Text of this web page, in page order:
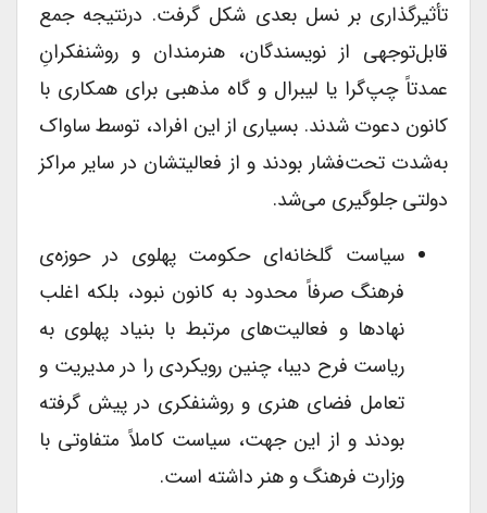
تأثیرگذاری بر نسل بعدی شکل گرفت. درنتیجه جمع
قابل‌توجهی از نویسندگان، هنرمندان و روشنفکرانِ
عمدتاً چپ‌گرا یا لیبرال و گاه مذهبی برای همکاری با
کانون دعوت شدند. بسیاری از این افراد، توسط ساواک
به‌شدت تحت‌فشار بودند و از فعالیتشان در سایر مراکز
دولتی جلوگیری می‌شد.
سیاست گلخانه‌ای حکومت پهلوی در حوزه‌ی
فرهنگ صرفاً محدود به کانون نبود، بلکه اغلب
نهادها و فعالیت‌های مرتبط با بنیاد پهلوی به
ریاست فرح دیبا، چنین رویکردی را در مدیریت و
تعامل فضای هنری و روشنفکری در پیش گرفته
بودند و از این جهت، سیاست کاملاً متفاوتی با
وزارت فرهنگ و هنر داشته است.